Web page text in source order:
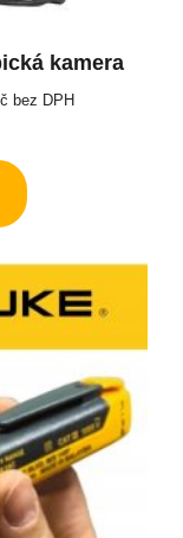
kamera
bez DPH